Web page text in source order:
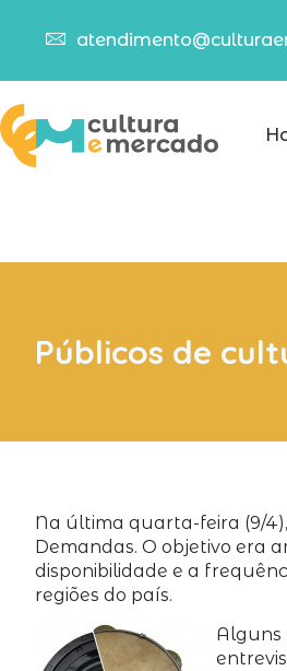
Públicos de
Na última quarta-feira (9/
Demandas. O objetivo era
disponibilidade e a
regiões do país.
Alguns